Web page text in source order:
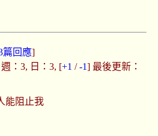
篇回應]
：3, 日：3, [+1 /-1] 最後更新：
能阻止我